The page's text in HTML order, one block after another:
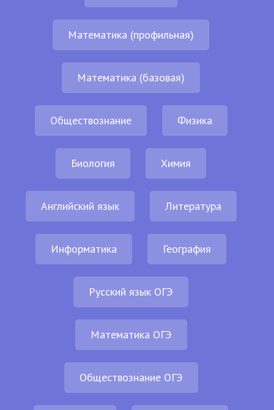
Математика (профильная)
Математика (базовая)
Обществознание Физика
Биология Химия
Английский язык Литература
Информатика География
Русский язык ОГЭ
Математика ОГЭ
Обществознание ОГЭ